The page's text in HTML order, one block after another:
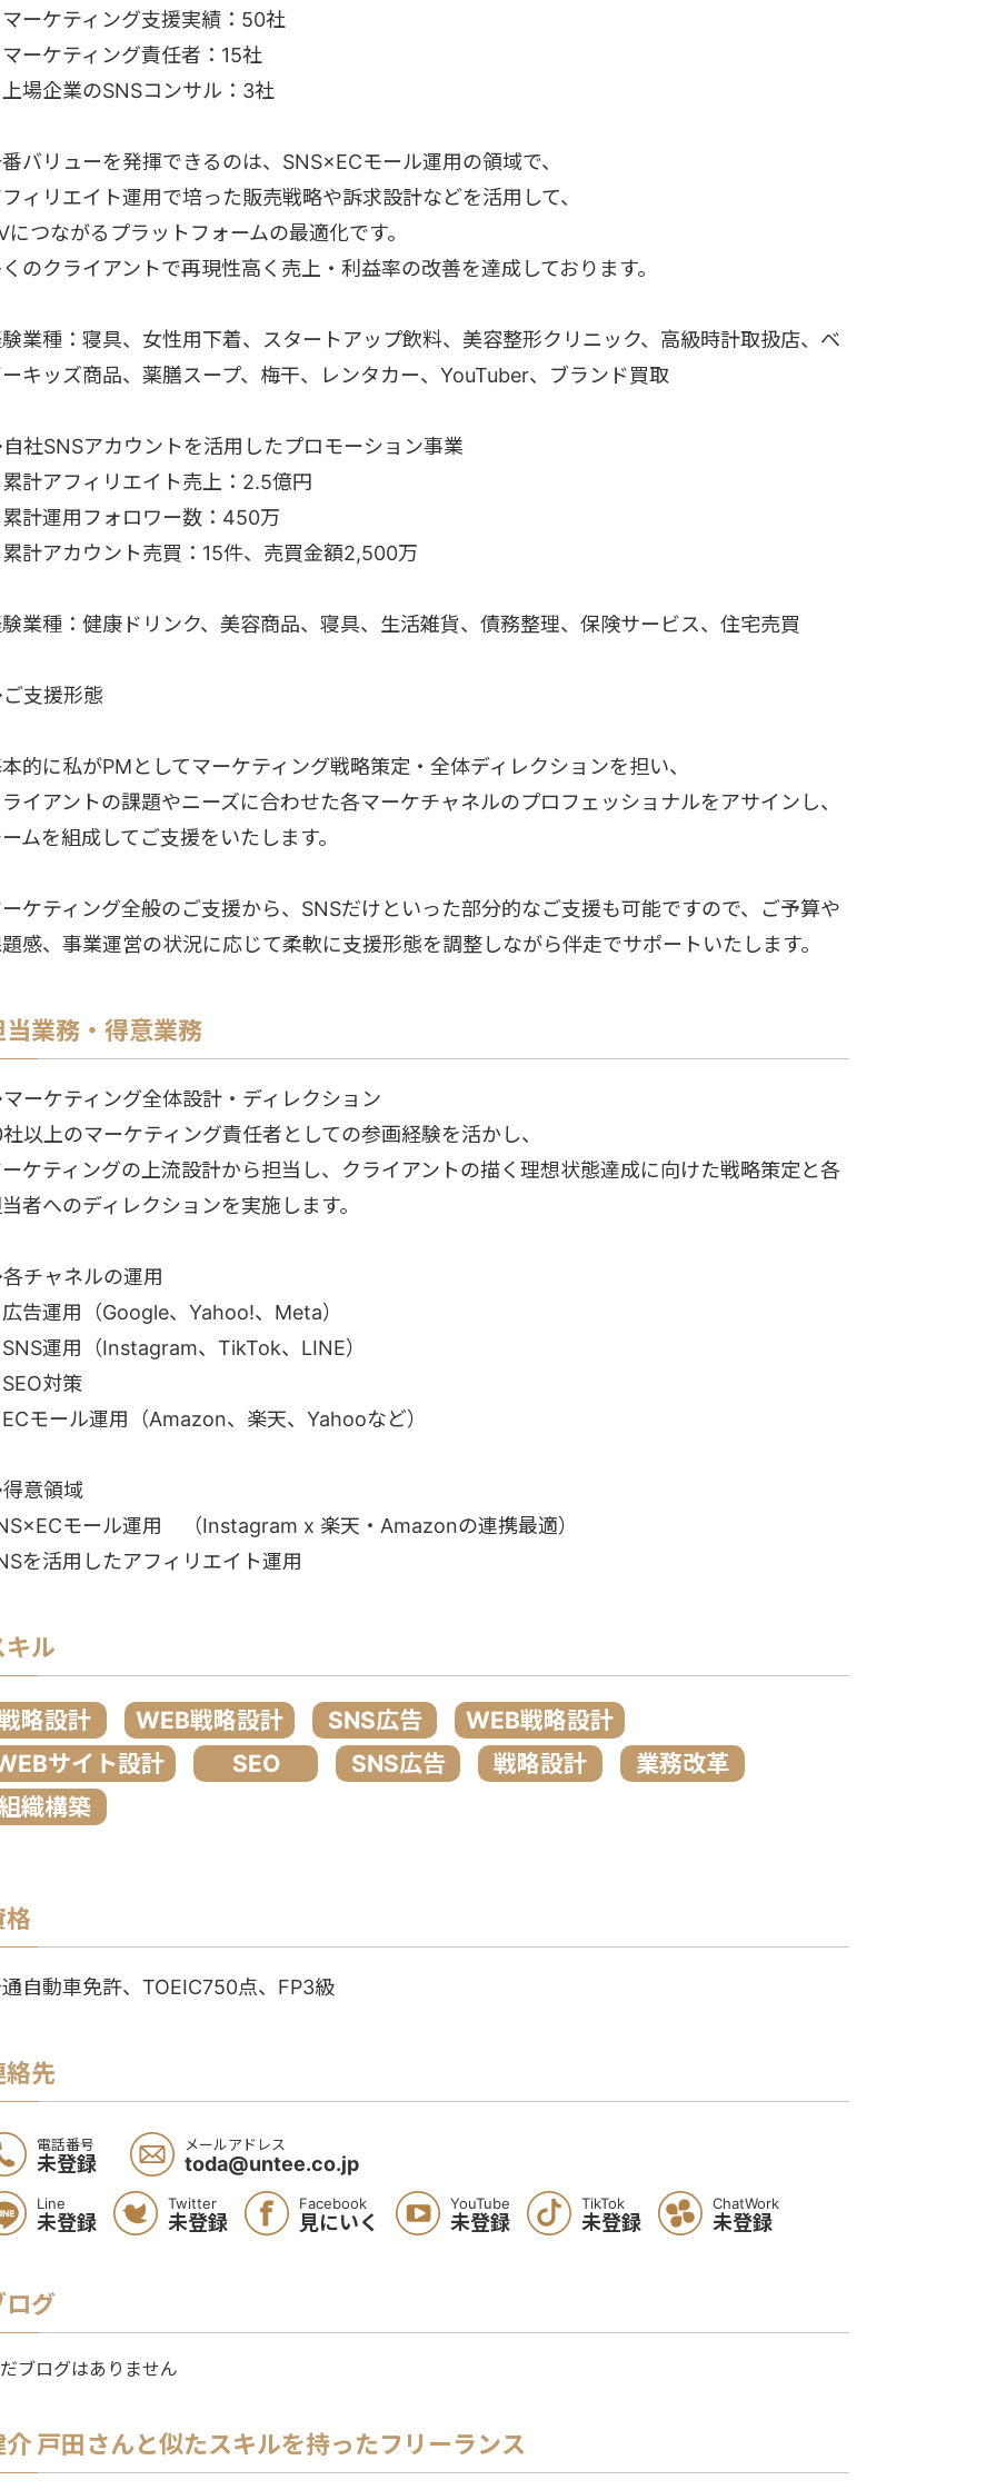
ーケティング支援実績：50社
ーケティング責任者：15社
場企業のSNSコンサル：3社
バリューを発揮できるのは、SNS×ECモール運用の領域で、
ィリエイト運用で培った販売戦略や訴求設計などを活用して、
につながるプラットフォームの最適化です。
のクライアントで再現性高く売上・利益率の改善を達成しております。
業種：寝具、女性用下着、スタートアップ飲料、美容整形クリニック、高級時計取扱店、ベ
キッズ商品、薬膳スープ、梅干、レンタカー、YouTuber、ブランド買取
社SNSアカウントを活用したプロモーション事業
計アフィリエイト売上：2.5億円
計運用フォロワー数：450万
計アカウント売買：15件、売買金額2,500万
業種：健康ドリンク、美容商品、寝具、生活雑貨、債務整理、保険サービス、住宅売買
支援形態
的に私がPMとしてマーケティング戦略策定・全体ディレクションを担い、
イアントの課題やニーズに合わせた各マーケチャネルのプロフェッショナルをアサインし、
ムを組成してご支援をいたします。
ケティング全般のご支援から、SNSだけといった部分的なご支援も可能ですので、ご予算や
感、事業運営の状況に応じて柔軟に支援形態を調整しながら伴走でサポートいたします。
当業務・得意業務
ーケティング全体設計・ディレクション
以上のマーケティング責任者としての参画経験を活かし、
ケティングの上流設計から担当し、クライアントの描く理想状態達成に向けた戦略策定と各
者へのディレクションを実施します。
チャネルの運用
告運用（Google、Yahoo!、Meta）
運用（Instagram、TikTok、LINE）
対策
モール運用（Amazon、楽天、Yahooなど）
意領域
モール運用 （Instagram x 楽天・Amazonの連携最適）
を活用したアフィリエイト運用
キル
略設計 WEB戦略設計 SNS広告
WEB戦略設計
サイト設計
SEO SNS広告 戦略設計
業務改革
織構築
格
自動車免許、TOEIC750点、FP3級
絡先
電話番号
未登録
メールアドレス
toda@untee.co.jp
Line
未登録
Twitter
未登録
Facebook
見にいく
YouTube
未登録
TikTok
未登録
ChatWork
未登録
ログ
ブログはありません
戸田 さんと似たスキルを持ったフリーランス